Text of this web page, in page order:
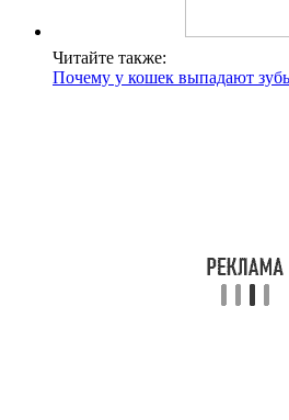
Читайте также:
Почему у кошек выпадают